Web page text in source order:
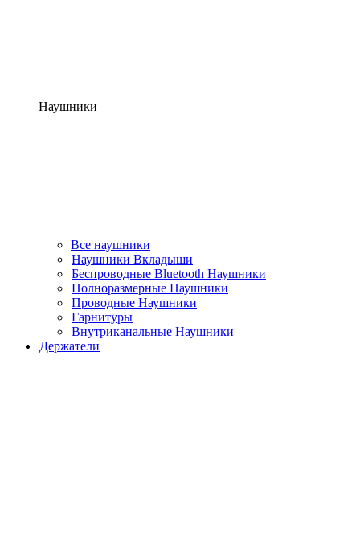
Наушники
Все наушники
Наушники Вкладыши
Беспроводные Bluetooth Наушники
Полноразмерные Наушники
Проводные Наушники
Гарнитуры
Внутриканальные Наушники
Держатели